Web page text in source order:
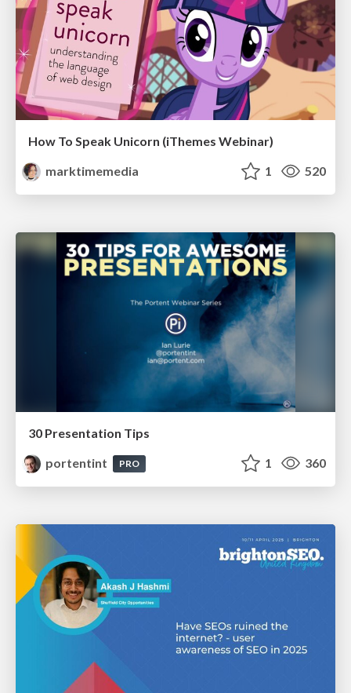
How To Speak Unicorn (iThemes Webinar)
marktimemedia
1 520
30 Presentation Tips
portentint
PRO 1 360